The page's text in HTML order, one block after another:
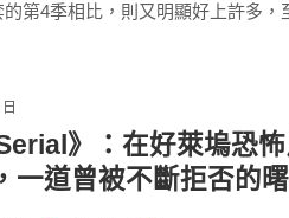
的第4季相比，則又明顯好上許多
》：在好萊塢恐
一道曾被不斷拒否的